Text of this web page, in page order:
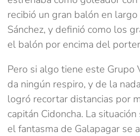
recibió un gran balón en
Sánchez, y definió como los
el balón por encima del
Pero si algo tiene este Grupo
da ningún respiro, y de la
logró recortar distancias por
capitán Cidoncha. La
el fantasma de Galapagar se